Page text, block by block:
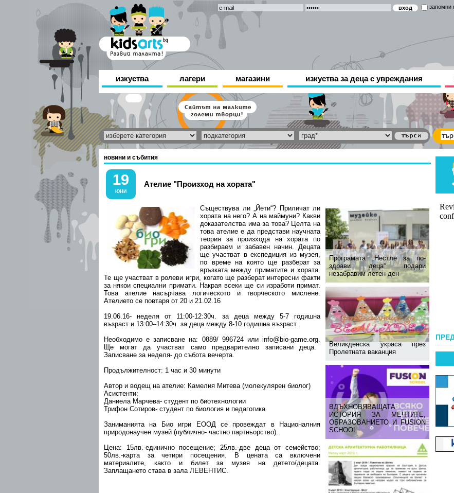
запомни
изкуства лагери магазини изкуства за деца с увреждания
новини и събития
19
ЮНИ
Ателие "Произход на хората"
Програмата „Нестле за по-
здрави деца“ подари
незабравим летен ден
Великденска украса през
Пролетната ваканция
ВДЪХНОВЯВАЩАТА
ИСТОРИЯ ЗА МЕЧТИТЕ,
ОБРАЗОВАНИЕТО И FUSION
SCHOOL
Съществува ли „Йети“? Приличат ли
хората на него? А на маймуни? Какви
доказателства има за това? Целта на
това ателие е да представи научната
теория за произхода на хората по
разбираем и забавен начин. Децата
ще участват в експедиция из музея,
по време на която ще разберат за
връзката между приматите и хората.
Те ще участват в ролеви игри, когато ще разберат интересни факти
за някои специални примати. Накрая всеки ще си изработи примат.
Това ателие насърчава логическото и творческото мислене.
Ателието се повтаря от 20 и 21.02.16
19.06.16- неделя от 11:00-12:30ч. за деца между 5-7 годишна
възраст и 13:00–14:30ч. за деца между 8-10 годишна възраст.
Необходимо е записване на: 0889/ 996724 или info@bio-game.org.
Ще могат да участват само предварително записани деца.
Записване за неделя- до събота вечерта.
Продължителност: 1 час и 30 минути
Автор и водещ на ателие: Камелия Митева (молекулярен биолог)
Асистенти:
Даниела Марчева- студент по биотехнологии
Трифон Сотиров- студент по биология и педагогика
Заниманията на Био игри ЕООД се провеждат в Националния
природонаучен музей (публично- частно партньорство).
Цена: 15лв.-единично посещение; 25лв.-две деца от семейство;
50лв.-карта за четири посещения. В цената са включени
материалите, както и билет за музея на детето/децата.
Заплащането става в зала ЛЕВЕНТИС.